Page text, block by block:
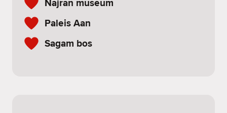
Paleis Aan
Sagam bos